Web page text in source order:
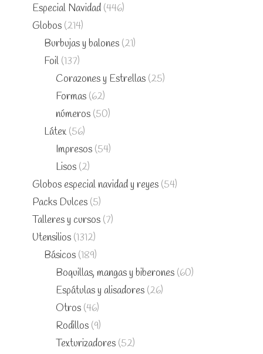
Especial Navidad (446)
Globos (214)
Burbujas y balones (21)
Foil (137)
Corazones y Estrellas (25)
Formas (62)
números (50)
Látex (56)
Impresos (54)
Lisos (2)
Globos especial navidad y reyes (54)
Packs Dulces (5)
Talleres y cursos (7)
Utensilios (1312)
Básicos (189)
Boquillas, mangas y biberones (60)
Espátulas y alisadores (26)
Otros (46)
Rodillos (9)
Texturizadores (52)